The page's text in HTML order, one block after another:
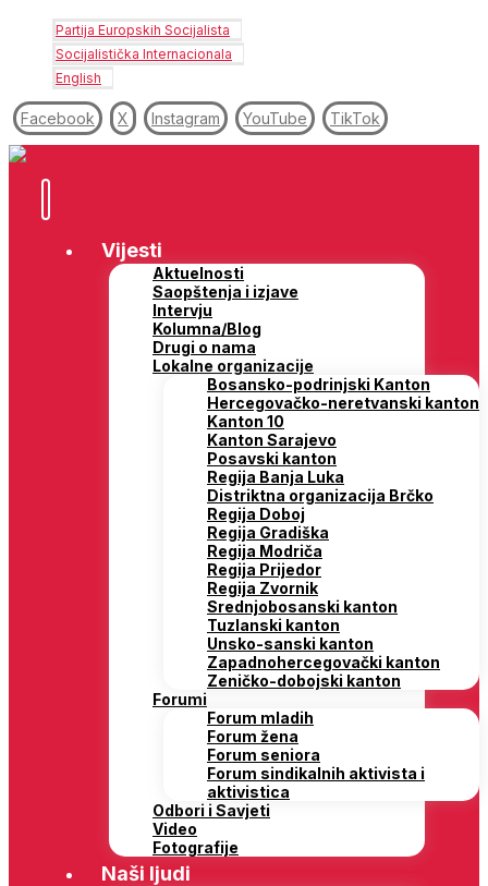
Partija Europskih Socijalista
Socijalistička Internacionala
English
Facebook X Instagram YouTube TikTok
Vijesti
Aktuelnosti
Saopštenja i izjave
Intervju
Kolumna/Blog
Drugi o nama
Lokalne organizacije
Bosansko-podrinjski Kanton
Hercegovačko-neretvanski kanton
Kanton 10
Kanton Sarajevo
Posavski kanton
Regija Banja Luka
Distriktna organizacija Brčko
Regija Doboj
Regija Gradiška
Regija Modriča
Regija Prijedor
Regija Zvornik
Srednjobosanski kanton
Tuzlanski kanton
Unsko-sanski kanton
Zapadnohercegovački kanton
Zeničko-dobojski kanton
Forumi
Forum mladih
Forum žena
Forum seniora
Forum sindikalnih aktivista i
aktivistica
Odbori i Savjeti
Video
Fotografije
Naši ljudi